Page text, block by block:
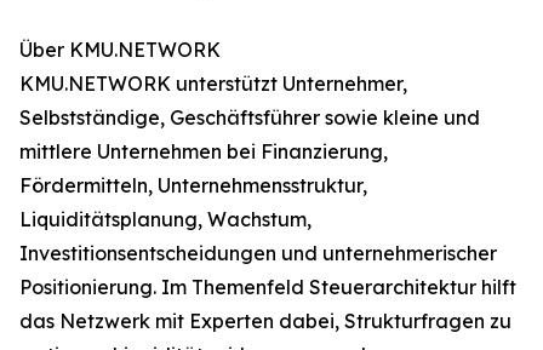
Über KMU.NETWORK
KMU.NETWORK unterstützt Unternehmer,
Selbstständige, Geschäftsführer sowie kleine und
mittlere Unternehmen bei Finanzierung,
Fördermitteln, Unternehmensstruktur,
Liquiditätsplanung, Wachstum,
Investitionsentscheidungen und unternehmerischer
Positionierung. Im Themenfeld Steuerarchitektur hilft
das Netzwerk mit Experten dabei, Strukturfragen zu